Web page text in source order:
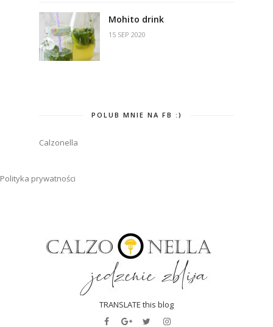
Mohito drink
15 SEP 2020
POLUB MNIE NA FB :)
Calzonella
Polityka prywatności
TRANSLATE this blog